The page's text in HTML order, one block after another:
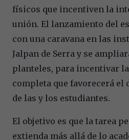
físicos que incentiven la
unión. El lanzamiento del
con una caravana en las
Jalpan de Serra y se
planteles, para incentivar
completa que favorecerá
de las y los estudiantes.
El objetivo es que la tarea
extienda más allá de lo